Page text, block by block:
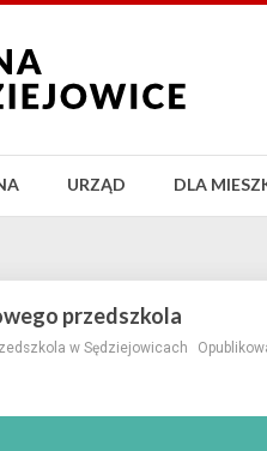
URZĄD DLA
przedszkola
w Sędziejowicach